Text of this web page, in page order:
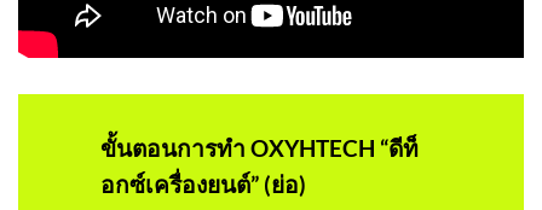
ขั้นตอนการทำ OXYHTECH “ดีท็
อกซ์เครื่องยนต์” (ย่อ)